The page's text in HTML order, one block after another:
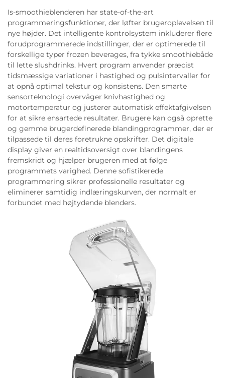
Is-smoothieblenderen har state-of-the-art
programmeringsfunktioner, der løfter brugeroplevelsen til
nye højder. Det intelligente kontrolsystem inkluderer flere
forudprogrammerede indstillinger, der er optimerede til
forskellige typer frozen beverages, fra tykke smoothiebåde
til lette slushdrinks. Hvert program anvender præcist
tidsmæssige variationer i hastighed og pulsintervaller for
at opnå optimal tekstur og konsistens. Den smarte
sensorteknologi overvåger knivhastighed og
motortemperatur og justerer automatisk effektafgivelsen
for at sikre ensartede resultater. Brugere kan også oprette
og gemme brugerdefinerede blandingprogrammer, der er
tilpassede til deres foretrukne opskrifter. Det digitale
display giver en realtidsoversigt over blandingens
fremskridt og hjælper brugeren med at følge
programmets varighed. Denne sofistikerede
programmering sikrer professionelle resultater og
eliminerer samtidig indlæringskurven, der normalt er
forbundet med højtydende blenders.